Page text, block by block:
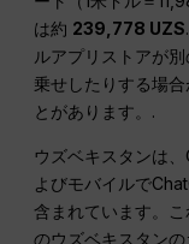
は約 239,778 UZS
ルアプリストアが
乗せしたりする場
とがあります。.
ウズベキスタンは
よびモバイルで
含まれています。
のウズベキスタン